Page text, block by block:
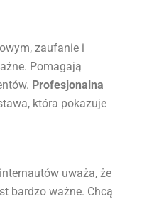
zaufanie i
Pomagają
Profesjonalna
która pokazuje
uważa, że
bardzo ważne. Chcą